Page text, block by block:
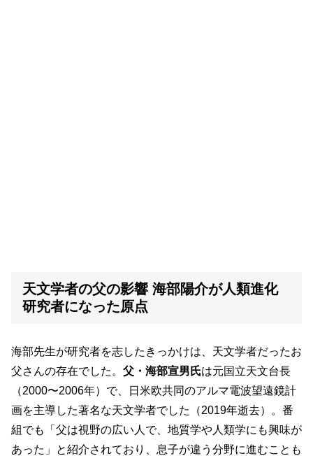
天文学者の父の影響 海部陽介が人類進化
研究者になった原点
海部先生が研究者を志したきっかけは、天文学者だったお
父さんの存在でした。 父・海部宣男氏は元国立天文台長
（2000〜2006年）で、日米欧共同のアルマ電波望遠鏡計
画を主導した著名な天文学者でした（2019年逝去）。番
組でも「父は視野の広い人で、地質学や人類学にも興味が
あった」と紹介されており、息子が違う分野に進むことも